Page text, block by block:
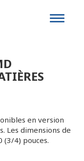
Toggle
en version
Les dimensions de
(3/4) pouces.